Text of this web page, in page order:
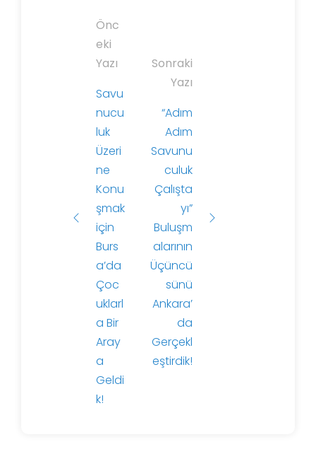
Önc
eki
Yazı
Savu
nucu
luk
Üzeri
ne
Konu
şmak
için
Burs
a’da
Çoc
uklarl
a Bir
Aray
a
Geldi
k!
Sonraki
Yazı
“Adım
Adım
Savunu
culuk
Çalışta
yı”
Buluşm
alarının
Üçüncü
sünü
Ankara’
da
Gerçekl
eştirdik!